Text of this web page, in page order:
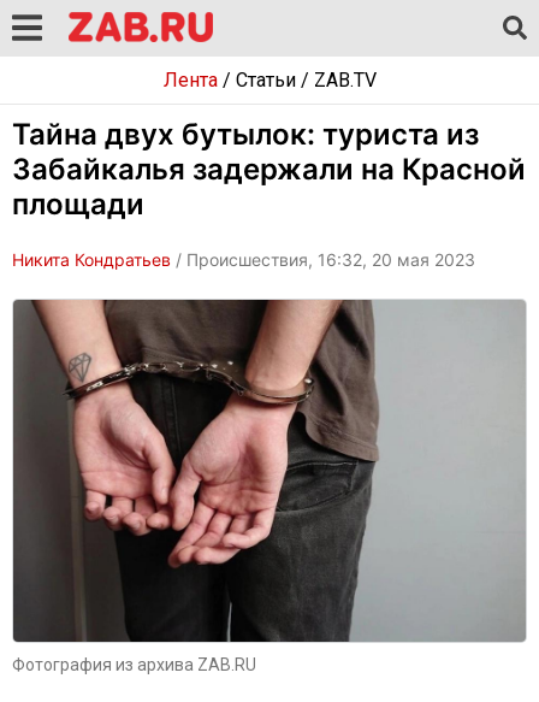
Лента/ Статьи/ ZAB.TV
Тайна двух бутылок: туриста из
Забайкалья задержали на Красной
площади
Никита Кондратьев / Происшествия, 16:32, 20 мая 2023
Фотография из архива ZAB.RU